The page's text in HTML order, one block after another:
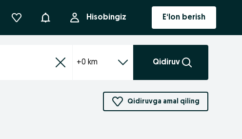
Bildirishnoma Hisobingiz E‘lon berish
+0 km Qidiruv
Qidiruvga amal qiling